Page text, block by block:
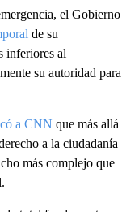
el Gobierno
de su
inferiores al
su autoridad para
a CNN que más allá
a la ciudadanía
más complejo que